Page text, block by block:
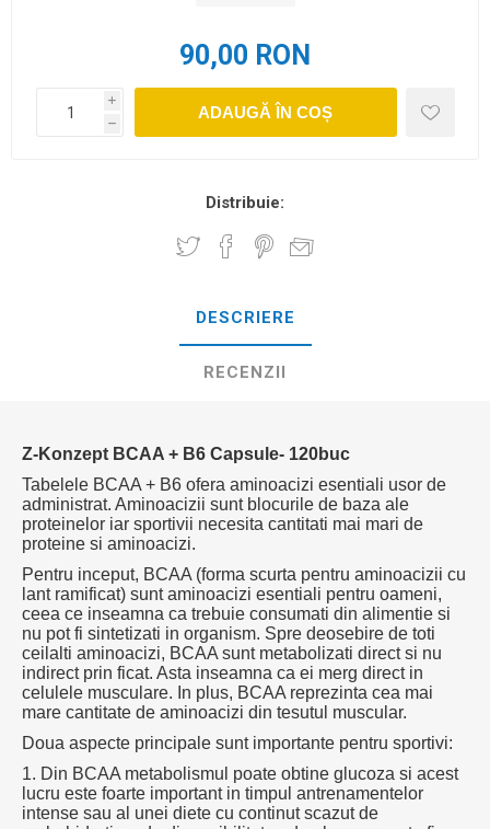
90,00 RON
i
h
ADAUGĂ ÎN COȘ
Distribuie:
DESCRIERE
RECENZII
Z-Konzept BCAA + B6 Capsule- 120buc
Tabelele BCAA + B6 ofera aminoacizi esentiali usor de
administrat. Aminoacizii sunt blocurile de baza ale
proteinelor iar sportivii necesita cantitati mai mari de
proteine ​​si aminoacizi.
Pentru inceput, BCAA (forma scurta pentru aminoacizii cu
lant ramificat) sunt aminoacizi esentiali pentru oameni,
ceea ce inseamna ca trebuie consumati din alimentie si
nu pot fi sintetizati in organism. Spre deosebire de toti
ceilalti aminoacizi, BCAA sunt metabolizati direct si nu
indirect prin ficat. Asta inseamna ca ei merg direct in
celulele musculare. In plus, BCAA reprezinta cea mai
mare cantitate de aminoacizi din tesutul muscular.
Doua aspecte principale sunt importante pentru sportivi:
1. Din BCAA metabolismul poate obtine glucoza si acest
lucru este foarte important in timpul antrenamentelor
intense sau al unei diete cu continut scazut de